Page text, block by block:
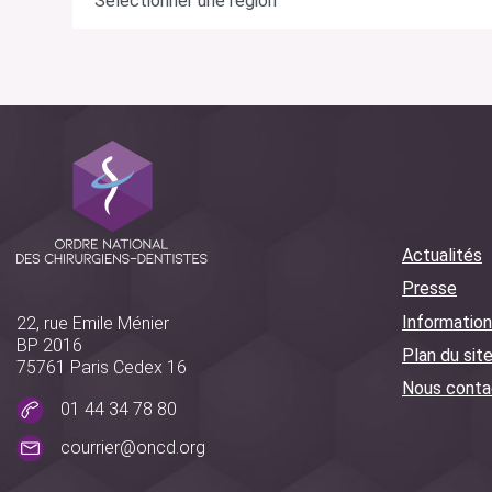
22, rue Emile Ménier
BP 2016
75761 Paris Cedex 16
01 44 34 78 80
courrier@oncd.org
Actualités
Presse
Plan du site
Nous